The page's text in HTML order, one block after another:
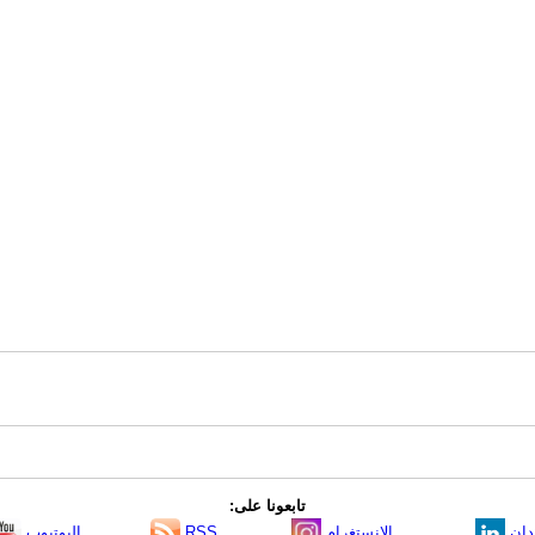
تابعونا على: